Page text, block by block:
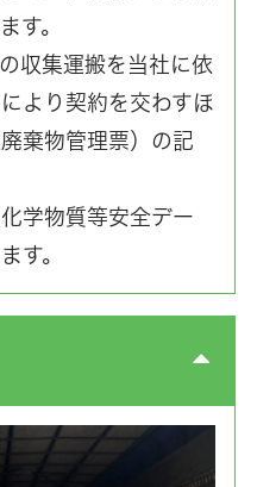
す。
収集運搬を当社に依
より契約を交わすほ
棄物管理票）の記
学物質等安全デー
す。